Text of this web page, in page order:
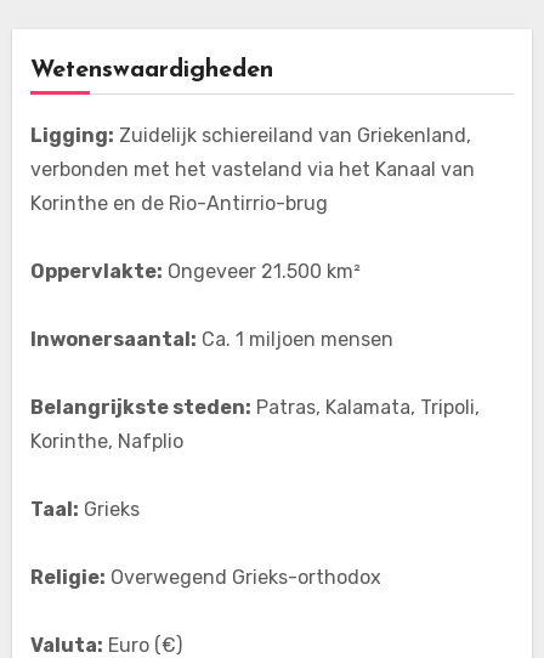
Wetenswaardigheden
Ligging: Zuidelijk schiereiland van Griekenland,
verbonden met het vasteland via het Kanaal van
Korinthe en de Rio-Antirrio-brug
Oppervlakte: Ongeveer 21.500 km²
Inwonersaantal: Ca. 1 miljoen mensen
Belangrijkste steden: Patras, Kalamata, Tripoli,
Korinthe, Nafplio
Taal: Grieks
Religie: Overwegend Grieks-orthodox
Valuta: Euro (€)